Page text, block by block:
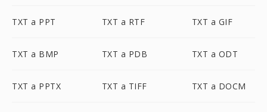
TXT a PPT TXT a RTF TXT a GIF
TXT a BMP TXT a PDB TXT a ODT
TXT a PPTX TXT a TIFF TXT a DOCM